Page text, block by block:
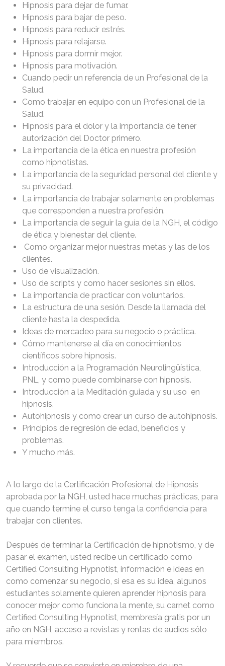
Hipnosis para dejar de fumar.
Hipnosis para bajar de peso.
Hipnosis para reducir estrés.
Hipnosis para relajarse.
Hipnosis para dormir mejor.
Hipnosis para motivación.
Cuando pedir un referencia de un Profesional de la
Salud.
Como trabajar en equipo con un Profesional de la
Salud.
Hipnosis para el dolor y la importancia de tener
autorización del Doctor primero.
La importancia de la ética en nuestra profesión
como hipnotistas.
La importancia de la seguridad personal del cliente y
su privacidad.
La importancia de trabajar solamente en problemas
que corresponden a nuestra profesión.
La importancia de seguir la guía de la NGH, el código
de ética y bienestar del cliente.
Como organizar mejor nuestras metas y las de los
clientes.
Uso de visualización.
Uso de scripts y como hacer sesiones sin ellos.
La importancia de practicar con voluntarios.
La estructura de una sesión. Desde la llamada del
cliente hasta la despedida.
Ideas de mercadeo para su negocio o práctica.
Cómo mantenerse al día en conocimientos
científicos sobre hipnosis.
Introducción a la Programación Neurolingüística,
PNL, y como puede combinarse con hipnosis.
Introducción a la Meditación guiada y su uso en
hipnosis.
Autohipnosis y como crear un curso de autohipnosis.
Principios de regresión de edad, beneficios y
problemas.
Y mucho más.
A lo largo de la Certificación Profesional de Hipnosis
aprobada por la NGH, usted hace muchas prácticas, para
que cuando termine el curso tenga la confidencia para
trabajar con clientes.
Después de terminar la Certificación de hipnotismo, y de
pasar el examen, usted recibe un certificado como
Certified Consulting Hypnotist, información e ideas en
como comenzar su negocio, si esa es su idea, algunos
estudiantes solamente quieren aprender hipnosis para
conocer mejor como funciona la mente, su carnet como
Certified Consulting Hypnotist, membresía gratis por un
año en NGH, acceso a revistas y rentas de audios sólo
para miembros.